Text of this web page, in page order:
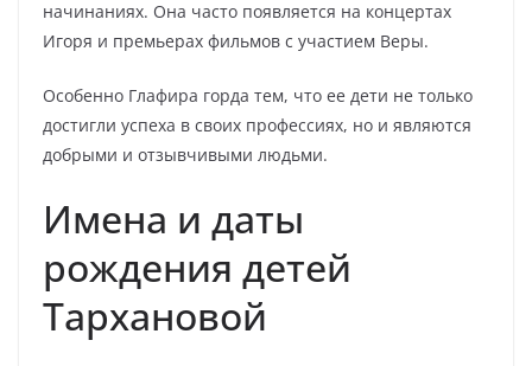
начинаниях. Она часто появляется на концертах
Игоря и премьерах фильмов с участием Веры.
Особенно Глафира горда тем, что ее дети не только
достигли успеха в своих профессиях, но и являются
добрыми и отзывчивыми людьми.
Имена и даты
рождения детей
Тархановой